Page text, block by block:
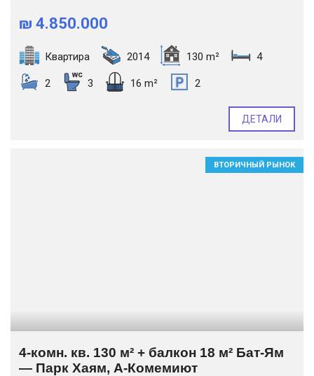
₪ 4.850.000
Квартира 2014 130 m² 4
2 3 16 m² 2
ДЕТАЛИ
ВТОРИЧНЫЙ РЫНОК
4-комн. кв. 130 м² + балкон 18 м² Бат-Ям
— Парк Хаям, А-Комемиют